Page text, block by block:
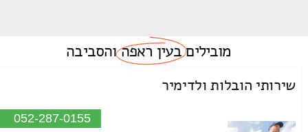
מוביליםבעין ראפהוהסביבה
שירותי הובלות ולדימיר
052-287-0155